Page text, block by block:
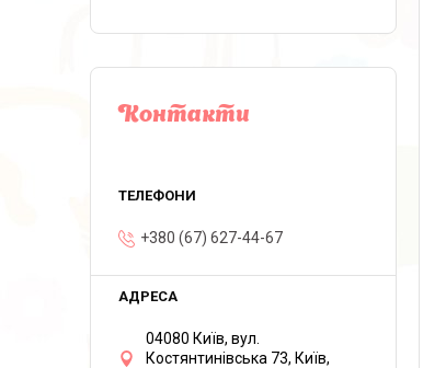
Контакти
+380 (67) 627-44-67
04080 Київ, вул.
Костянтинівська 73, Київ,